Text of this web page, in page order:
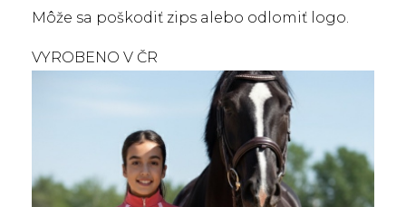
Môže sa poškodiť zips alebo odlomiť logo.
VYROBENO V ČR